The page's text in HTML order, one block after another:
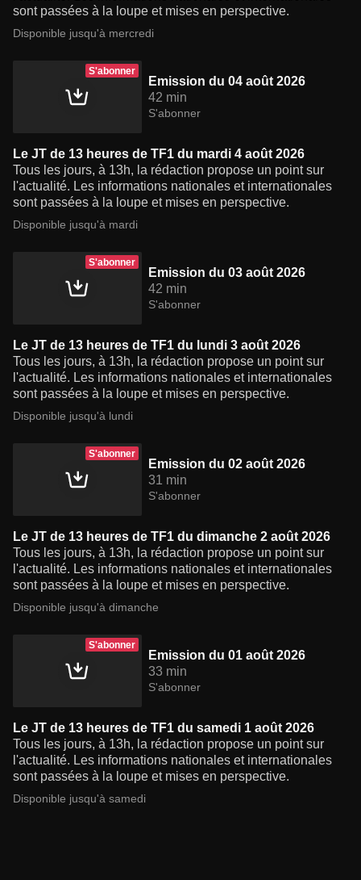
sont passées à la loupe et mises en perspective.
Disponible jusqu'à mercredi
S'abonner
Emission du 04 août 2026
42 min
S'abonner
Le JT de 13 heures de TF1 du mardi 4 août 2026
Tous les jours, à 13h, la rédaction propose un point sur
l'actualité. Les informations nationales et internationales
sont passées à la loupe et mises en perspective.
Disponible jusqu'à mardi
S'abonner
Emission du 03 août 2026
42 min
S'abonner
Le JT de 13 heures de TF1 du lundi 3 août 2026
Tous les jours, à 13h, la rédaction propose un point sur
l'actualité. Les informations nationales et internationales
sont passées à la loupe et mises en perspective.
Disponible jusqu'à lundi
S'abonner
Emission du 02 août 2026
31 min
S'abonner
Le JT de 13 heures de TF1 du dimanche 2 août 2026
Tous les jours, à 13h, la rédaction propose un point sur
l'actualité. Les informations nationales et internationales
sont passées à la loupe et mises en perspective.
Disponible jusqu'à dimanche
S'abonner
Emission du 01 août 2026
33 min
S'abonner
Le JT de 13 heures de TF1 du samedi 1 août 2026
Tous les jours, à 13h, la rédaction propose un point sur
l'actualité. Les informations nationales et internationales
sont passées à la loupe et mises en perspective.
Disponible jusqu'à samedi